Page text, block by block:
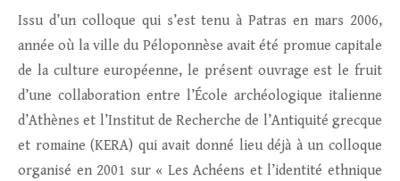
Issu d’un colloque qui s’est tenu à Patras en mars 2006,
année où la ville du Péloponnèse avait été promue capitale
de la culture européenne, le présent ouvrage est le fruit
d’une collaboration entre l’École archéologique italienne
d’Athènes et l’Institut de Recherche de l’Antiquité grecque
et romaine (KERA) qui avait donné lieu déjà à un colloque
organisé en 2001 sur « Les Achéens et l’identité ethnique